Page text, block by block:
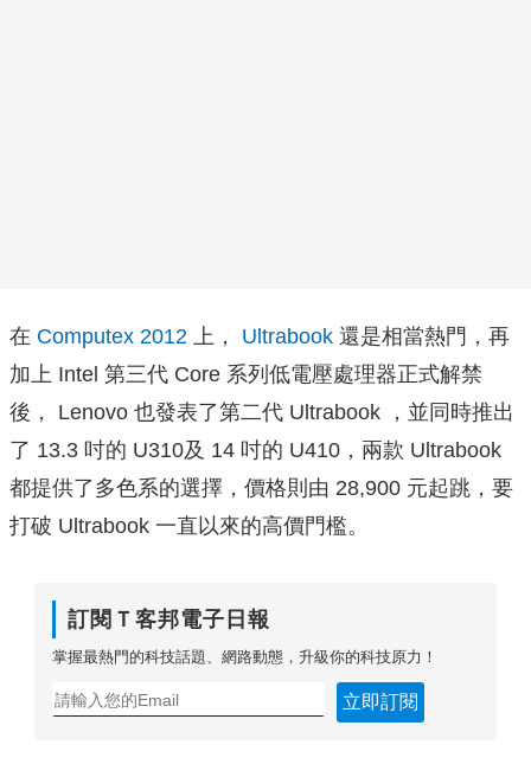
在 Computex 2012 上， Ultrabook 還是相當熱門，再
加上 Intel 第三代 Core 系列低電壓處理器正式解禁
後， Lenovo 也發表了第二代 Ultrabook ，並同時推出
了 13.3 吋的 U310及 14 吋的 U410，兩款 Ultrabook
都提供了多色系的選擇，價格則由 28,900 元起跳，要
打破 Ultrabook 一直以來的高價門檻。
訂閱Ｔ客邦電子日報
掌握最熱門的科技話題、網路動態，升級你的科技原力！
立即訂閱